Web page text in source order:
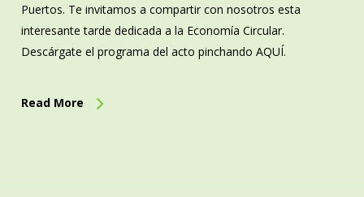
Puertos. Te invitamos a compartir con nosotros esta
interesante tarde dedicada a la Economía Circular.
Descárgate el programa del acto pinchando AQUÍ.
Read More